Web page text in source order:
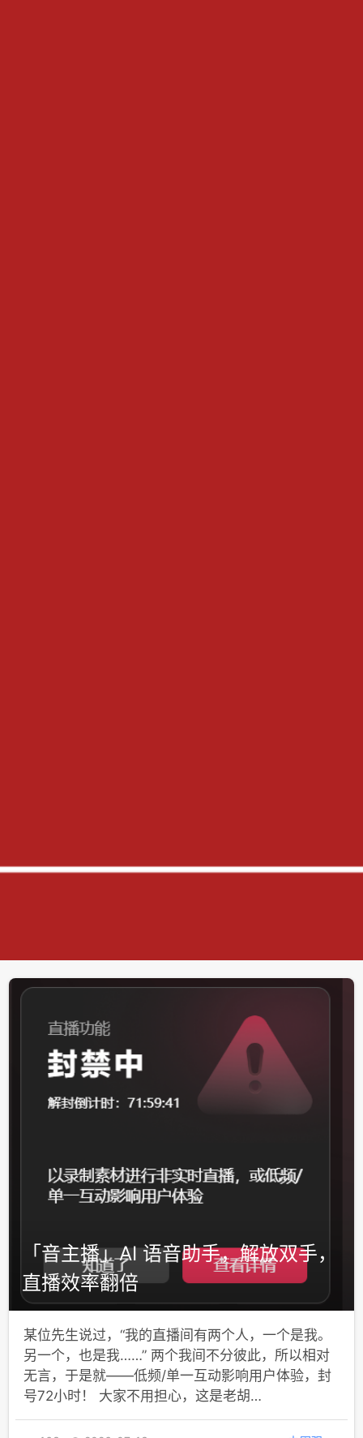
「音主播」AI 语音助手，解放双手，
直播效率翻倍
某位先生说过，“我的直播间有两个人，一个是我。
另一个，也是我……” 两个我间不分彼此，所以相对
无言，于是就——低频/单一互动影响用户体验，封
号72小时！ 大家不用担心，这是老胡…